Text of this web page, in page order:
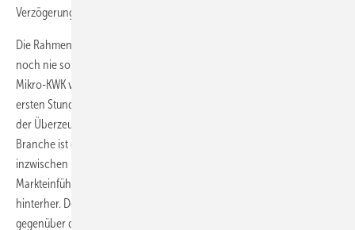
Verzögerungen müssen eingerechnet werden.
Die Rahmenbedingungen für die Strom erzeugende Heizung waren
noch nie so gut wie heute, doch die Entwicklung der vielfältigen
Mikro-KWK verläuft langsamer als prognostiziert. Viele Käufer der
ersten Stunde akzeptieren einen eher unwirtschaftlichen Betrieb in
der Überzeugung, damit dem Klimaschutz zu dienen. Vorbild der
Branche ist das Dachs-Mikro-BHKW von Senertec, von dem
inzwischen rund 16000 Stück verkauft wurden. Alle anderen
Markteinführungen laufen den ursprünglich avisierten Zeitplänen
hinterher. Dennoch rechnet sich die Branche einen Vorsprung
gegenüber den Anbietern von Brennstoffzellen-Geräten aus, wobei